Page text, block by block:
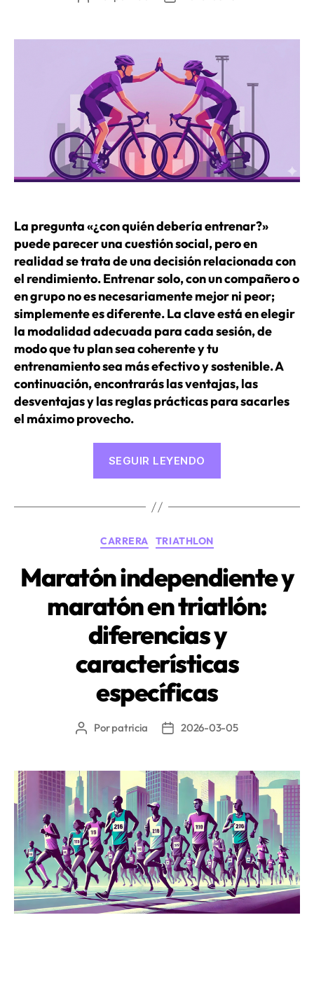
dónde
entrada
entrada
La pregunta «¿con quién debería entrenar?»
puede parecer una cuestión social, pero en
realidad se trata de una decisión relacionada con
el rendimiento. Entrenar solo, con un compañero o
en grupo no es necesariamente mejor ni peor;
simplemente es diferente. La clave está en elegir
la modalidad adecuada para cada sesión, de
modo que tu plan sea coherente y tu
entrenamiento sea más efectivo y sostenible. A
continuación, encontrarás las ventajas, las
desventajas y las reglas prácticas para sacarles
el máximo provecho.
SEGUIR LEYENDO
pareja
grupo?»
Categorías
CARRERA TRIATHLON
Maratón independiente y
maratón en triatlón:
diferencias y
características
específicas
Autor
entrada
Porpatricia
Fecha
entrada
2026-03-05